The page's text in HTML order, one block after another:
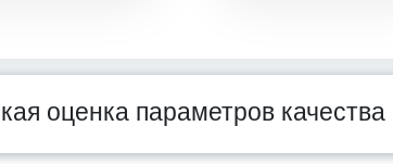
оценка параметров качества